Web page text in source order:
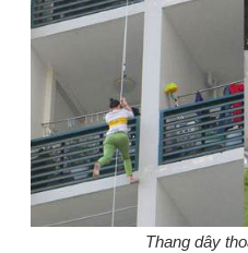
Thang dây